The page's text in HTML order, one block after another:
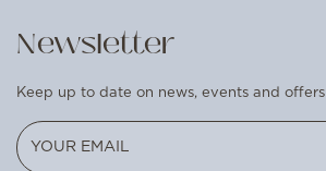
Newsletter
Keep up to date on news, events and offers